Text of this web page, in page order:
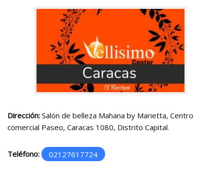
Dirección: Salón de belleza Mahana by Marietta, Centro
comercial Paseo, Caracas 1080, Distrito Capital.
Teléfono: 02127617724